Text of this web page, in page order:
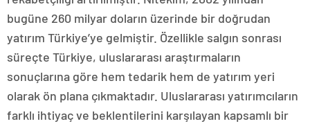
bugüne 260 milyar doların üzerinde bir doğrudan
yatırım Türkiye’ye gelmiştir. Özellikle salgın sonrası
süreçte Türkiye, uluslararası araştırmaların
sonuçlarına göre hem tedarik hem de yatırım yeri
olarak ön plana çıkmaktadır. Uluslararası yatırımcıların
farklı ihtiyaç ve beklentilerini karşılayan kapsamlı bir